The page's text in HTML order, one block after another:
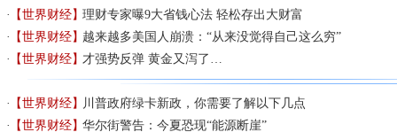
【世界财经】理财专家曝9大省钱心法 轻松存出大财富
【世界财经】越来越多美国人崩溃：“从来没觉得自己这么穷”
【世界财经】才强势反弹 黄金又泻了…
【世界财经】 川普政府绿卡新政，你需要了解以下几点
【世界财经】华尔街警告：今夏恐现“能源断崖”